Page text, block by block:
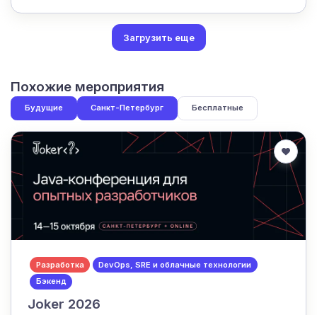
Загрузить еще
Похожие мероприятия
Будущие Санкт-Петербург Бесплатные
Разработка
DevOps, SRE и облачные технологии
Бэкенд
Joker 2026